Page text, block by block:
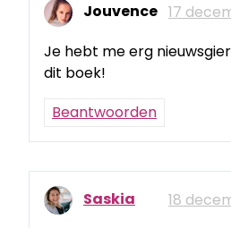
Jouvence 17
Je hebt me erg
dit boek!
Beantwoorden
Saskia
18